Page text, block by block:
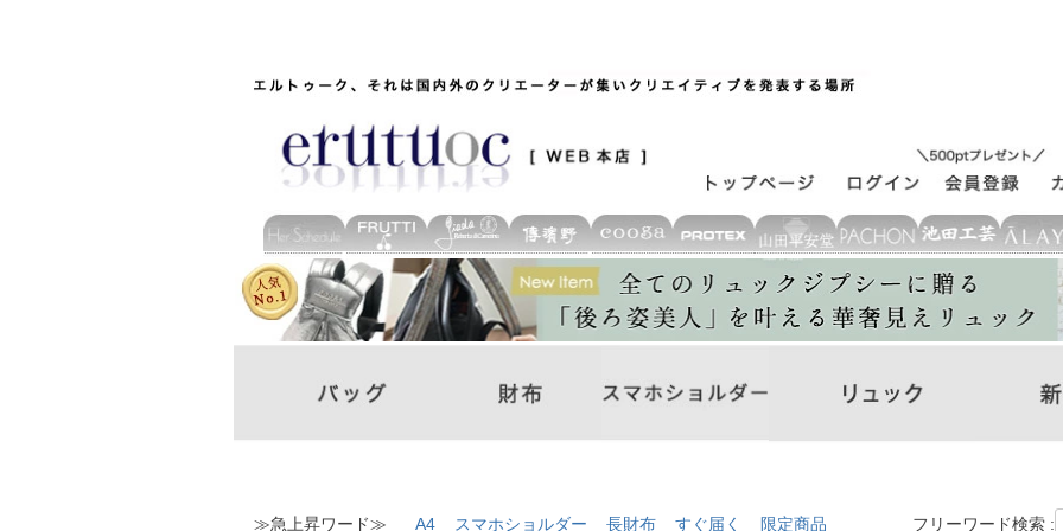
≫急上昇ワード≫ A4 スマホショルダー 長財布 すぐ届く 限定商品 フリーワード検索 :